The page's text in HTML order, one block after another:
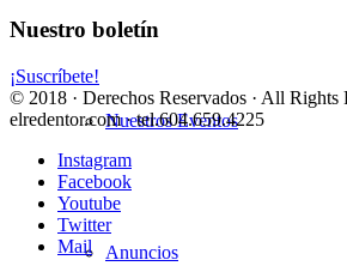
Nuestros Eventos
Anuncios
Nuestro boletín
¡Suscríbete!
© 2018 · Derechos Reservados · All Rights
elredentor.com · tel.604.659.4225
Instagram
Facebook
Youtube
Twitter
Mail